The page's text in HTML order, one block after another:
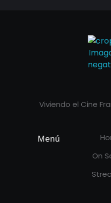
Viviendo el Cine
Menú
On